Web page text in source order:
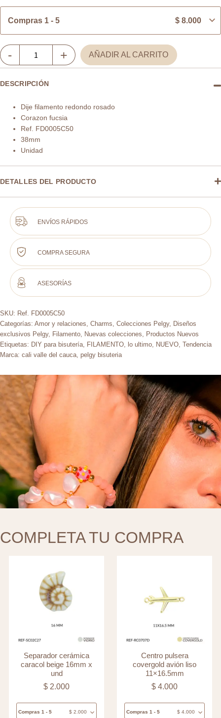
Compras 1 - 5 $ 8.000
-
corazon
38mm
x
und
cantidad
+ AÑADIR AL CARRITO
DESCRIPCIÓN
Dije filamento redondo rosado
Corazon fucsia
Ref. FD0005C50
38mm
Unidad
DETALLES DEL PRODUCTO
ENVÍOS RÁPIDOS
COMPRA SEGURA
ASESORÍAS
SKU: Ref. FD0005C50
Categorías: Amor y relaciones Charms Colecciones Pelgy, Diseños
exclusivos Pelgy, Filamento Nuevas colecciones
Productos Nuevos
Etiquetas: DIY para bisutería FILAMENTO lo ultimo NUEVO Tendencia
Marca: cali valle del cauca pelgy bisuteria
COMPLETA TU COMPRA
Separador cerámica
caracol beige 16mm x
und
$ 2.000
Compras 1 - 5 $2.000
Centro pulsera
covergold avión liso
11×16.5mm
$ 4.000
Compras 1 - 5 $4.000